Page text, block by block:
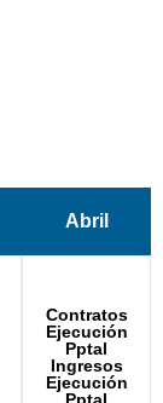
Abril
Contratos
Ejecución
Pptal
Ingresos
Ejecución